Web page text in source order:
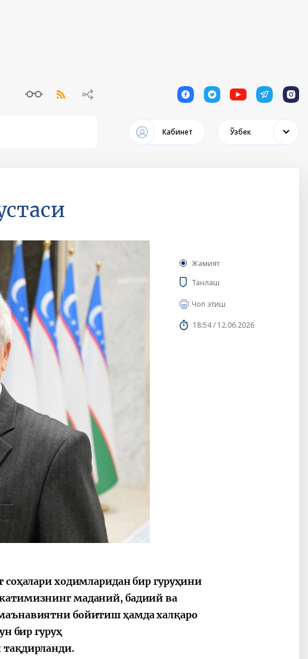
1 1 1 1 1
Кабинет Ўзбек
– 2030”
Президент Шавкат
Мирзиёев
Жамият
Танлаш
Чоп этиш
18:54 / 12.06.2026
ходимларидан бир гуруҳини
маданий, бадиий ва
бойитиш ҳамда халқаро
бир гуруҳ